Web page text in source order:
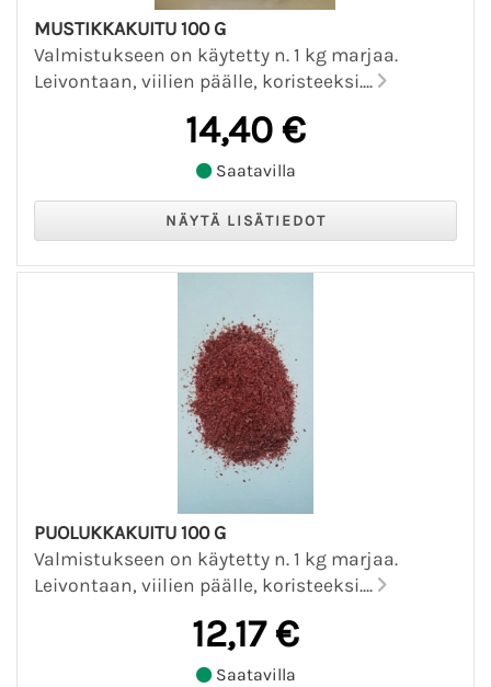
MUSTIKKAKUITU 100 G
Valmistukseen on käytetty n. 1 kg marjaa.
Leivontaan, viilien päälle, koristeeksi....
14,40 €
Saatavilla
PUOLUKKAKUITU 100 G
Valmistukseen on käytetty n. 1 kg marjaa.
Leivontaan, viilien päälle, koristeeksi....
12,17 €
Saatavilla